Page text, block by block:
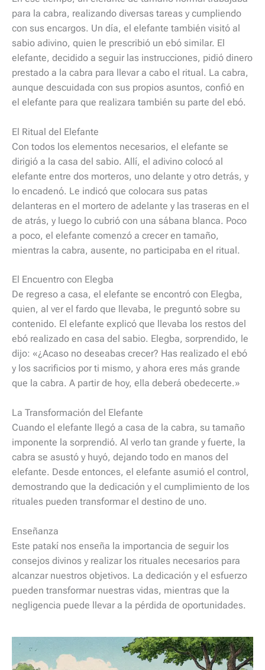
para la cabra, realizando diversas tareas y cumpliendo
con sus encargos. Un día, el elefante también visitó al
sabio adivino, quien le prescribió un ebó similar. El
elefante, decidido a seguir las instrucciones, pidió dinero
prestado a la cabra para llevar a cabo el ritual. La cabra,
aunque descuidada con sus propios asuntos, confió en
el elefante para que realizara también su parte del ebó.
El Ritual del Elefante
Con todos los elementos necesarios, el elefante se
dirigió a la casa del sabio. Allí, el adivino colocó al
elefante entre dos morteros, uno delante y otro detrás, y
lo encadenó. Le indicó que colocara sus patas
delanteras en el mortero de adelante y las traseras en el
de atrás, y luego lo cubrió con una sábana blanca. Poco
a poco, el elefante comenzó a crecer en tamaño,
mientras la cabra, ausente, no participaba en el ritual.
El Encuentro con Elegba
De regreso a casa, el elefante se encontró con Elegba,
quien, al ver el fardo que llevaba, le preguntó sobre su
contenido. El elefante explicó que llevaba los restos del
ebó realizado en casa del sabio. Elegba, sorprendido, le
dijo: «¿Acaso no deseabas crecer? Has realizado el ebó
y los sacrificios por ti mismo, y ahora eres más grande
que la cabra. A partir de hoy, ella deberá obedecerte.»
La Transformación del Elefante
Cuando el elefante llegó a casa de la cabra, su tamaño
imponente la sorprendió. Al verlo tan grande y fuerte, la
cabra se asustó y huyó, dejando todo en manos del
elefante. Desde entonces, el elefante asumió el control,
demostrando que la dedicación y el cumplimiento de los
rituales pueden transformar el destino de uno.
Enseñanza
Este patakí nos enseña la importancia de seguir los
consejos divinos y realizar los rituales necesarios para
alcanzar nuestros objetivos. La dedicación y el esfuerzo
pueden transformar nuestras vidas, mientras que la
negligencia puede llevar a la pérdida de oportunidades.